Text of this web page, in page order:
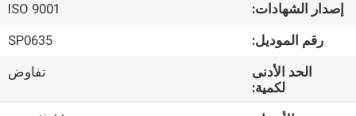
جولة
إصدار الشهادات:
ISO 9001
رقم الموديل:
SP0635
الحد الأدنى
لكمية:
تفاوض